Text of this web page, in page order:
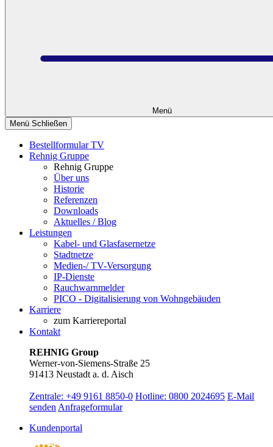
Menü
Menü Schließen
Bestellformular TV
Rehnig Gruppe
Rehnig Gruppe
Über uns
Historie
Referenzen
Downloads
Aktuelles / Blog
Leistungen
Kabel- und Glasfasernetze
Stadtnetze
Medien-/ TV-Versorgung
IP-Dienste
Rauchwarnmelder
PICO - Digitalisierung von Wohngebäuden
Karriere
zum Karriereportal
Kontakt
REHNIG Group
Werner-von-Siemens-Straße 25
91413 Neustadt a. d. Aisch
Zentrale: +49 9161 8850-0 Hotline: 0800 2024695 E-Mail
senden Anfrageformular
Kundenportal